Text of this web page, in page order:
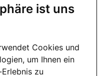
ist uns
Cookies und
um Ihnen ein
zu